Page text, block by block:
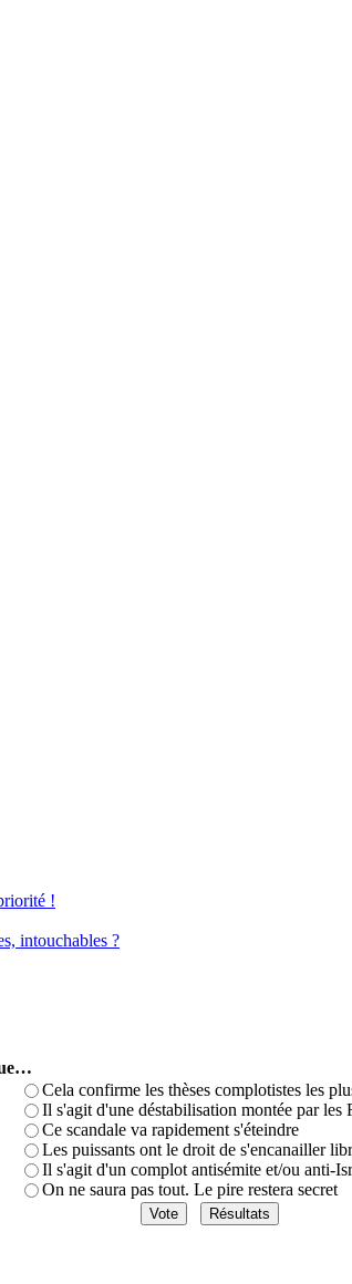
!
intouchables ?
Cela confirme les thèses complotistes les
Il s'agit d'une déstabilisation montée par les
Ce scandale va rapidement s'éteindre
Les puissants ont le droit de s'encanailler
Il s'agit d'un complot antisémite et/ou anti-
On ne saura pas tout. Le pire restera secret